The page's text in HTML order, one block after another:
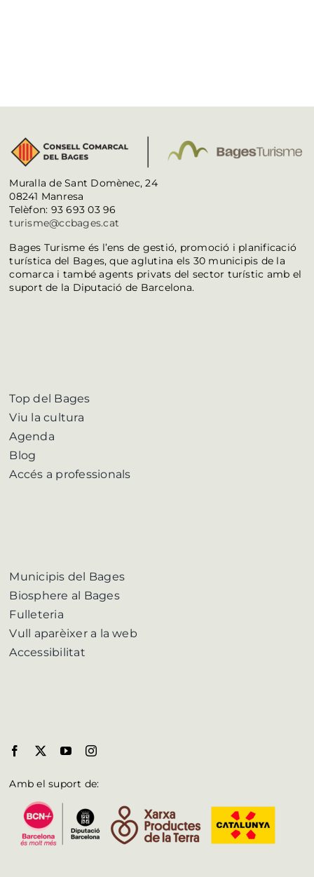
Muralla de Sant Domènec, 24
08241 Manresa
Telèfon: 93 693 03 96
turisme@ccbages.cat
Bages Turisme és l’ens de gestió, promoció i planificació
turística del Bages, que aglutina els 30 municipis de la
comarca i també agents privats del sector turístic amb el
suport de la Diputació de Barcelona.
Top del Bages
Viu la cultura
Agenda
Blog
Accés a professionals
Municipis del Bages
Biosphere al Bages
Fulleteria
Vull aparèixer a la web
Accessibilitat
Amb el suport de: